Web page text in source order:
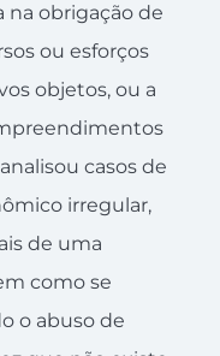
obrigação de
ou esforços
objetos, ou a
casos de
irregular,
de uma
como se
o abuso de